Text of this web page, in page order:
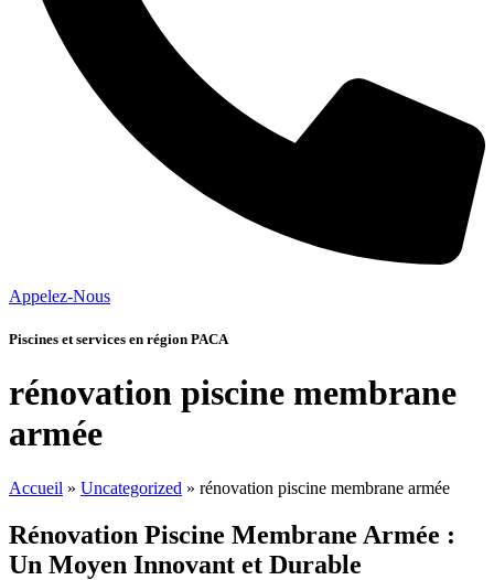
Appelez-Nous
Piscines et services en région PACA
rénovation piscine membrane
armée
Accueil » Uncategorized » rénovation piscine membrane armée
Rénovation Piscine Membrane Armée :
Un Moyen Innovant et Durable